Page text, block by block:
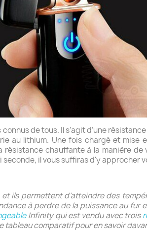
de tous. Il s’agit d’une
au lithium. Une fois chargé et
chauffante à la manière
il vous suffiras d'y approcher
ils permettent d’atteindre des
à perdre de la puissance au fur
Infinity qui est vendu avec trois
tableau comparatif pour en savoir